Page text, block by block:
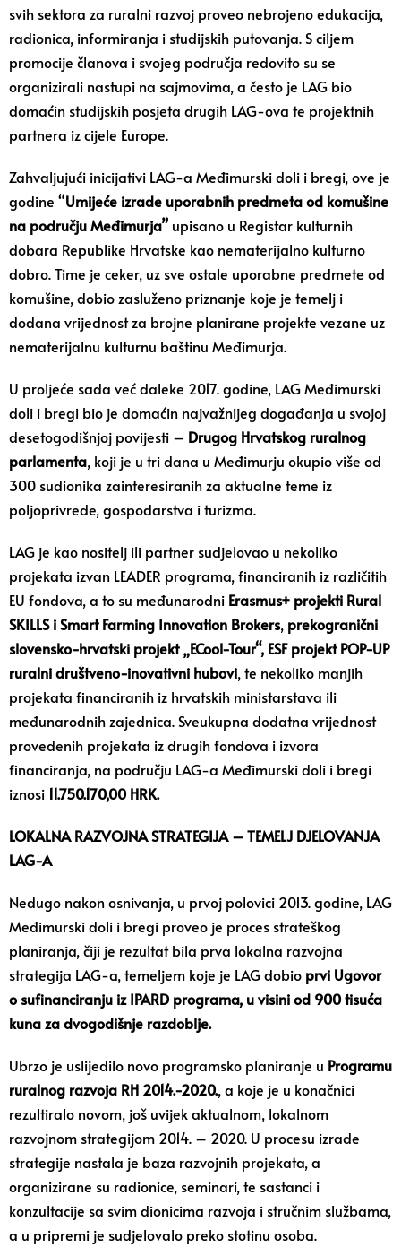
svih sektora za ruralni razvoj proveo nebrojeno edukacija,
radionica, informiranja i studijskih putovanja. S ciljem
promocije članova i svojeg područja redovito su se
organizirali nastupi na sajmovima, a često je LAG bio
domaćin studijskih posjeta drugih LAG-ova te projektnih
partnera iz cijele Europe.
Zahvaljujući inicijativi LAG-a Međimurski doli i bregi, ove je
godine “Umijeće izrade uporabnih predmeta od komušine
na području Međimurja” upisano u Registar kulturnih
dobara Republike Hrvatske kao nematerijalno kulturno
dobro. Time je ceker, uz sve ostale uporabne predmete od
komušine, dobio zasluženo priznanje koje je temelj i
dodana vrijednost za brojne planirane projekte vezane uz
nematerijalnu kulturnu baštinu Međimurja.
U proljeće sada već daleke 2017. godine, LAG Međimurski
doli i bregi bio je domaćin najvažnijeg događanja u svojoj
desetogodišnjoj povijesti – Drugog Hrvatskog ruralnog
parlamenta, koji je u tri dana u Međimurju okupio više od
300 sudionika zainteresiranih za aktualne teme iz
poljoprivrede, gospodarstva i turizma.
LAG je kao nositelj ili partner sudjelovao u nekoliko
projekata izvan LEADER programa, financiranih iz različitih
EU fondova, a to su međunarodni Erasmus+ projekti Rural
SKILLS i Smart Farming Innovation Brokers, prekogranični
slovensko-hrvatski projekt „ECool-Tour“, ESF projekt POP-UP
ruralni društveno-inovativni hubovi, te nekoliko manjih
projekata financiranih iz hrvatskih ministarstava ili
međunarodnih zajednica. Sveukupna dodatna vrijednost
provedenih projekata iz drugih fondova i izvora
financiranja, na području LAG-a Međimurski doli i bregi
iznosi 11.750.170,00 HRK.
LOKALNA RAZVOJNA STRATEGIJA – TEMELJ DJELOVANJA
LAG-A
Nedugo nakon osnivanja, u prvoj polovici 2013. godine, LAG
Međimurski doli i bregi proveo je proces strateškog
planiranja, čiji je rezultat bila prva lokalna razvojna
strategija LAG-a, temeljem koje je LAG dobio prvi Ugovor
o sufinanciranju iz IPARD programa, u visini od 900 tisuća
kuna za dvogodišnje razdoblje.
Ubrzo je uslijedilo novo programsko planiranje u Programu
ruralnog razvoja RH 2014.-2020., a koje je u konačnici
rezultiralo novom, još uvijek aktualnom, lokalnom
razvojnom strategijom 2014. – 2020. U procesu izrade
strategije nastala je baza razvojnih projekata, a
organizirane su radionice, seminari, te sastanci i
konzultacije sa svim dionicima razvoja i stručnim službama,
a u pripremi je sudjelovalo preko stotinu osoba.